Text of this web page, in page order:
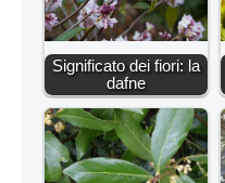
Significato dei fiori: la
dafne